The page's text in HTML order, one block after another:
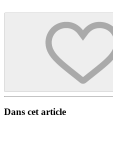
Dans cet article